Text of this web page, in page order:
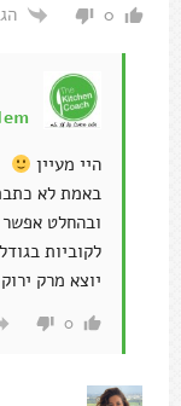
0
היי מעיין
באמת לא
לקוביות
יוצא מרק
0